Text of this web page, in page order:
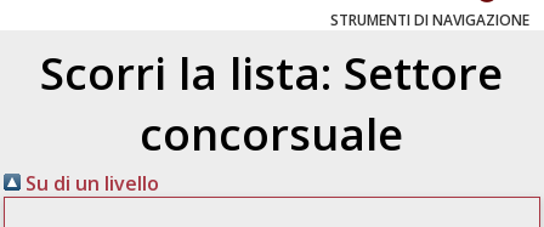
STRUMENTI DI NAVIGAZIONE
Scorri la lista: Settore
concorsuale
Su di un livello